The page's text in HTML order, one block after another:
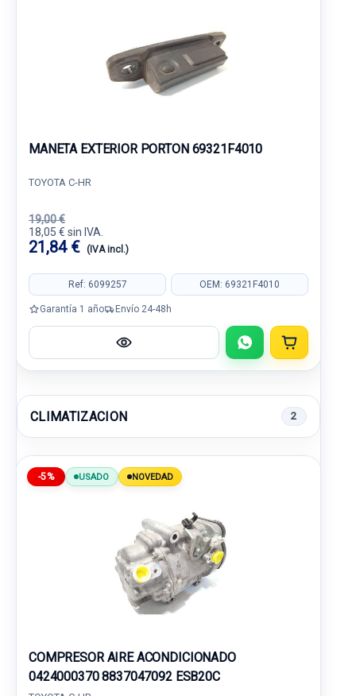
MANETA EXTERIOR PORTON 69321F4010
TOYOTA C-HR
19,00 €
18,05 € sin IVA.
21,84 € (IVA incl.)
Ref: 6099257 OEM: 69321F4010
Garantía 1 año Envío 24-48h
CLIMATIZACION 2
-5% USADO NOVEDAD
COMPRESOR AIRE ACONDICIONADO
0424000370 8837047092 ESB20C